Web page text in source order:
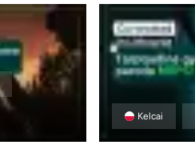
Kelcai